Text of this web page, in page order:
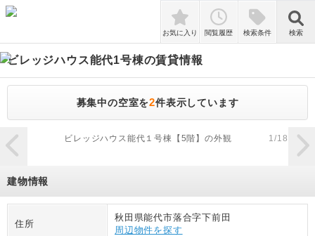
検索
お気に入り 閲覧履歴 検索条件 検索
ビレッジハウス能代1号棟の賃貸情報
募集中の空室を2件表示しています
zoom_in
ビレッジハウス能代１号棟【5階】の外観 1/18
建物情報
住所
秋田県能代市落合字下前田
周辺物件を探す